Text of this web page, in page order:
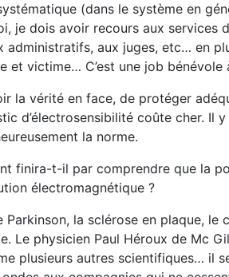
(dans le système en
je dois avoir recours aux services
administratifs, aux juges, etc… en
et victime… C’est une job bénévole
la vérité en face, de protéger
d’électrosensibilité coûte cher.
la norme.
finira-t-il par comprendre que la
électromagnétique ?
Parkinson, la sclérose en plaque,
Le physicien Paul Héroux de Mc
plusieurs autres scientifiques… il